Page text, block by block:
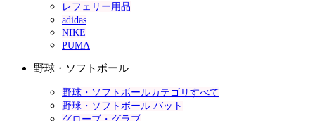
レフェリー用品
adidas
NIKE
PUMA
野球・ソフトボール
野球・ソフトボールカテゴリすべて
野球・ソフトボール バット